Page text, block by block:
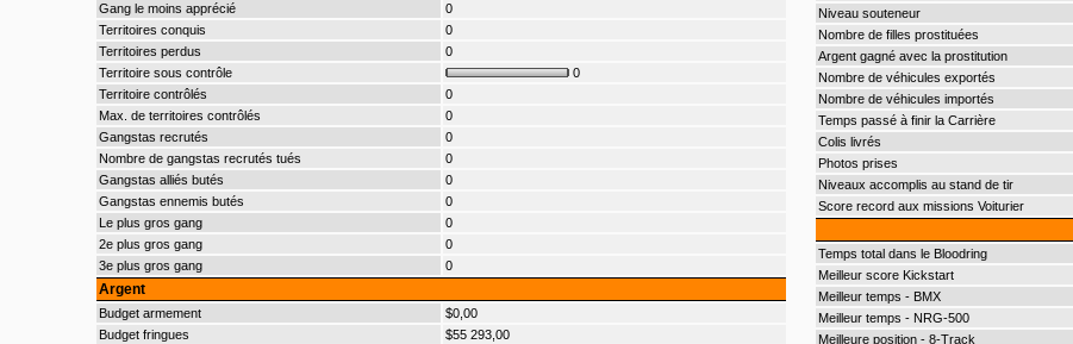
Gang le moins apprécié
0
Territoires conquis
0
Territoires perdus
0
Territoire sous contrôle
0
Territoire contrôlés
0
Max. de territoires contrôlés
0
Gangstas recrutés
0
Nombre de gangstas recrutés tués
0
Gangstas alliés butés
0
Gangstas ennemis butés
0
Le plus gros gang
0
2e plus gros gang
0
3e plus gros gang
0
Argent
Budget armement
$0,00
Budget fringues
$55 293,00
Niveau souteneur
Nombre de filles prostituées
Argent gagné avec la prostitution
Nombre de véhicules exportés
Nombre de véhicules importés
Temps passé à finir la Carrière
Colis livrés
Photos prises
Niveaux accomplis au stand de tir
Score record aux missions Voiturier
Temps total dans le Bloodring
Meilleur score Kickstart
Meilleur temps - BMX
Meilleur temps - NRG-500
Meilleure position - 8-Track